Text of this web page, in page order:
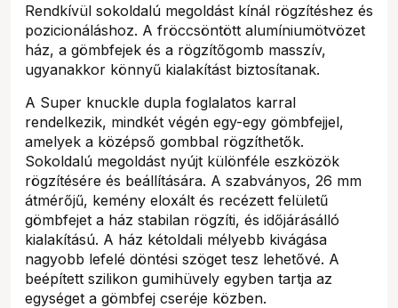
Rendkívül sokoldalú megoldást kínál rögzítéshez és
pozicionáláshoz. A fröccsöntött alumíniumötvözet
ház, a gömbfejek és a rögzítőgomb masszív,
ugyanakkor könnyű kialakítást biztosítanak.
A Super knuckle dupla foglalatos karral
rendelkezik, mindkét végén egy-egy gömbfejjel,
amelyek a középső gombbal rögzíthetők.
Sokoldalú megoldást nyújt különféle eszközök
rögzítésére és beállítására. A szabványos, 26 mm
átmérőjű, kemény eloxált és recézett felületű
gömbfejet a ház stabilan rögzíti, és időjárásálló
kialakítású. A ház kétoldali mélyebb kivágása
nagyobb lefelé döntési szöget tesz lehetővé. A
beépített szilikon gumihüvely egyben tartja az
egységet a gömbfej cseréje közben.